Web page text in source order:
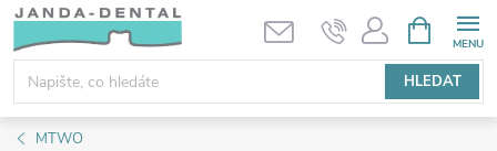
Přejít
obsah
HLEDAT
NÁKUPNÍ
KOŠÍK
MTWO